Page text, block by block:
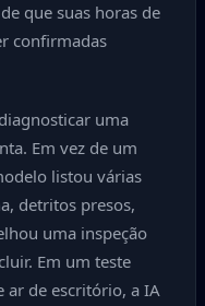
que suas horas de
confirmadas
uma
Em vez de um
listou várias
detritos presos,
uma inspeção
Em um teste
ar de escritório, a IA